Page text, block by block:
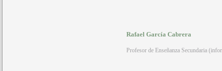
Rafael García Cabrera
Profesor de Enseñanza Secundaria